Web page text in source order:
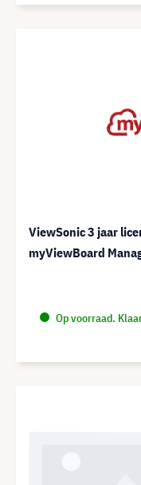
ViewSonic 3 jaar
myViewBoard
Op voorraad.